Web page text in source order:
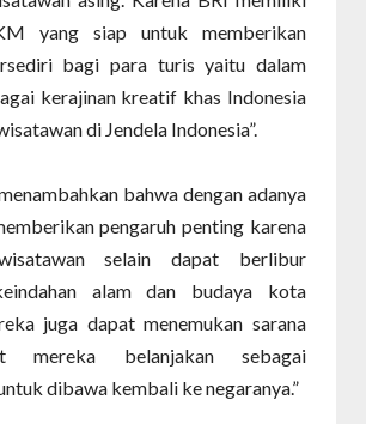
yang siap untuk memberikan
bagi para turis yaitu dalam
kerajinan kreatif khas Indonesia
di Jendela Indonesia”.
bahwa dengan adanya
pengaruh penting karena
selain dapat berlibur
alam dan budaya kota
juga dapat menemukan sarana
mereka belanjakan sebagai
dibawa kembali ke negaranya.”